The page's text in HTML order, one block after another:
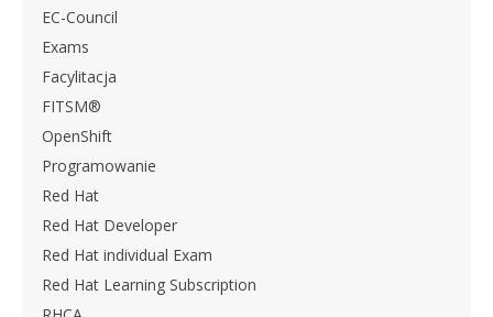
EC-Council
Exams
Facylitacja
FITSM®
OpenShift
Programowanie
Red Hat
Red Hat Developer
Red Hat individual Exam
Red Hat Learning Subscription